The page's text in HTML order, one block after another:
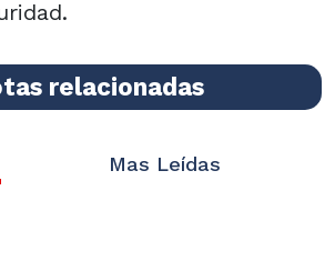
relacionadas
Mas Leídas